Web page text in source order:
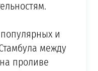
и
между
проливе